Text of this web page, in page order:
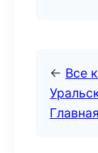
← Все